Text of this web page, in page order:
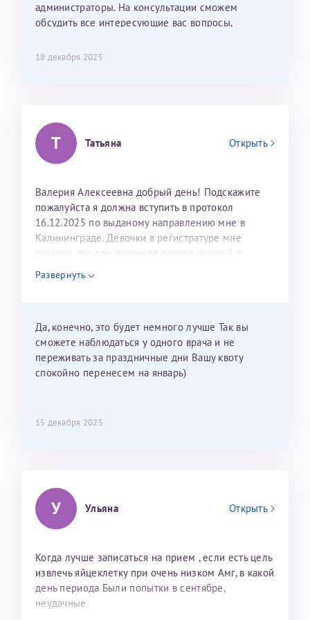
лёгкое и простое. Вообще в данной клинике весь
персонал очень вежливый и чуткий, прям приятно
Рафаильевичу, нашему волшебнику, без каких либо
Темирбулатов Ринат Рафаилевич
Репродуктологи
администраторы. На консультации сможем
обсудить все интересующие вас вопросы,
18 декабря 2025
Т Татьяна Открыть
Валерия Алексеевна добрый день! Подскажите
пожалуйста я должна вступить в протокол
16.12.2025 по выданому направлению мне в
Калининграде. Девочки в регистратуре мне
сказали, что сам протокол длится около 3-х
недель и 3 недели я должна находится в Питере.
Можно мне новый год провести в Калининграде и
Развернуть
Да, конечно, это будет немного лучше Так вы
сможете наблюдаться у одного врача и не
переживать за праздничные дни Вашу квоту
спокойно перенесем на январь)
15 декабря 2025
У Ульяна Открыть
Когда лучше записаться на прием , если есть цель
извлечь яйцеклетку при очень низком Амг, в какой
день периода Были попытки в сентябре,
неудачные